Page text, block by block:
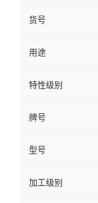
货号
用途
特性级别
牌号
型号
加工级别